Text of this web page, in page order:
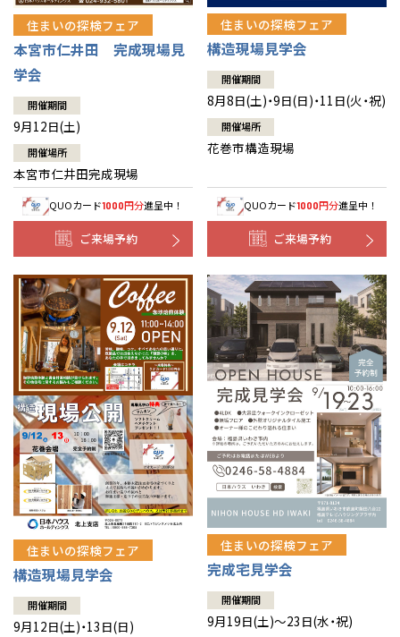
住まいの探検フェア
本宮市仁井田 完成現場見
学会
開催期間
9月12日(土)
開催場所
本宮市仁井田完成現場
QUOカード1000円分進呈中！
ご来場予約
住まいの探検フェア
構造現場見学会
開催期間
8月8日(土)・9日(日)・11日(火・祝)
開催場所
花巻市構造現場
QUOカード1000円分進呈中！
ご来場予約
住まいの探検フェア
構造現場見学会
開催期間
9月12日(土)・13日(日)
住まいの探検フェア
完成宅見学会
開催期間
9月19日(土)～23日(水・祝)